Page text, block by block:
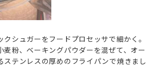
シュガーをフードプロセッサで細かく。
麦粉、ベーキングパウダーを混ぜて、オー
ステンレスの厚めのフライパンで焼きまし